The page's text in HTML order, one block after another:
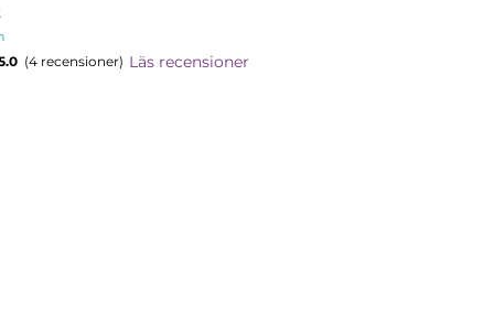
(4 recensioner) Läs recensioner